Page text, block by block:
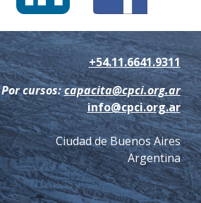
+54.11.6641.9311
Por cursos:capacita@cpci.org.ar
info@cpci.org.ar
Ciudad de Buenos Aires
Argentina